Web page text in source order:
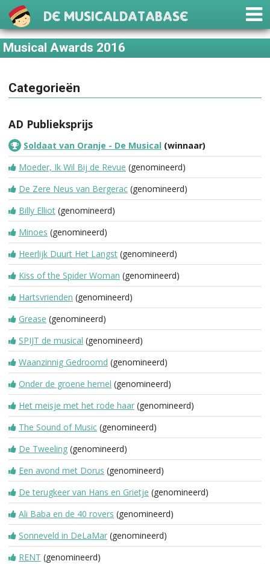
De Musicaldatabase
Musical Awards 2016
Categorieën
AD Publieksprijs
Soldaat van Oranje - De Musical (winnaar)
Moeder, Ik Wil Bij de Revue (genomineerd)
De Zere Neus van Bergerac (genomineerd)
Billy Elliot (genomineerd)
Minoes (genomineerd)
Heerlijk Duurt Het Langst (genomineerd)
Kiss of the Spider Woman (genomineerd)
Hartsvrienden (genomineerd)
Grease (genomineerd)
SPIJT de musical (genomineerd)
Waanzinnig Gedroomd (genomineerd)
Onder de groene hemel (genomineerd)
Het meisje met het rode haar (genomineerd)
The Sound of Music (genomineerd)
De Tweeling (genomineerd)
Een avond met Dorus (genomineerd)
De terugkeer van Hans en Grietje (genomineerd)
Ali Baba en de 40 rovers (genomineerd)
Sonneveld in DeLaMar (genomineerd)
RENT (genomineerd)